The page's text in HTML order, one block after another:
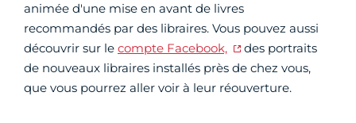
animée d'une mise en avant de livres
recommandés par des libraires. Vous pouvez aussi
découvrir sur le compte Facebook,
des portraits
de nouveaux libraires installés près de chez vous,
que vous pourrez aller voir à leur réouverture.